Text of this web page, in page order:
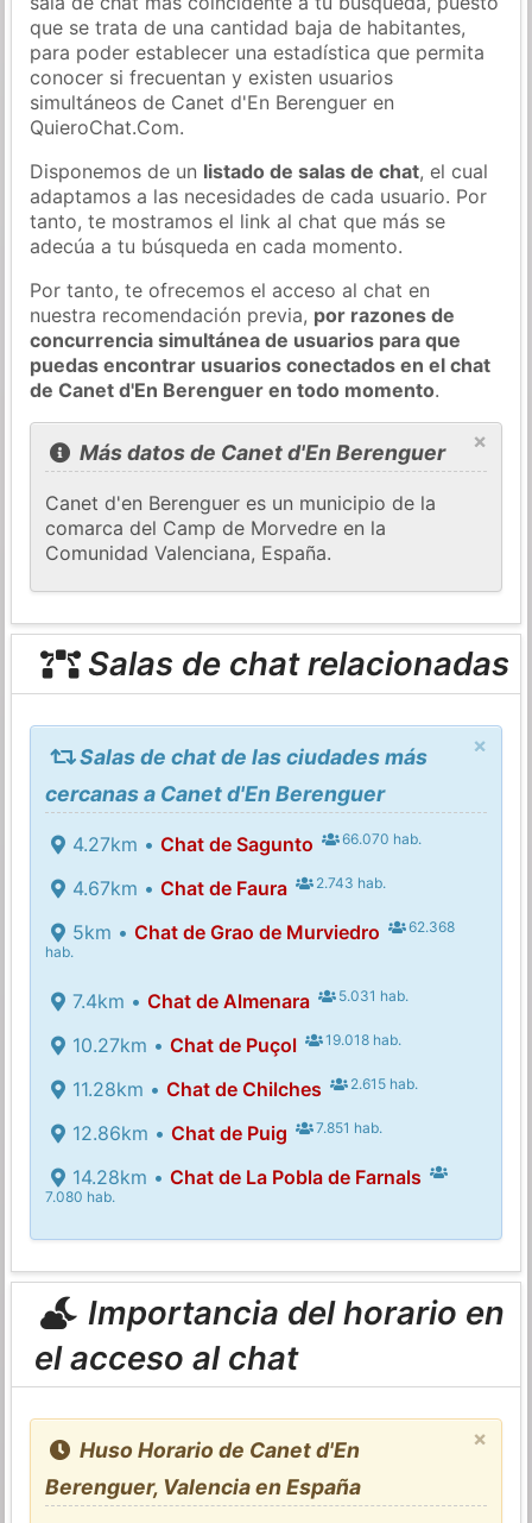
que se trata de una cantidad baja de habitantes,
para poder establecer una estadística que permita
conocer si frecuentan y existen usuarios
simultáneos de Canet d'En Berenguer en
QuieroChat.Com.
Disponemos de un listado de salas de chat, el cual
adaptamos a las necesidades de cada usuario. Por
tanto, te mostramos el link al chat que más se
adecúa a tu búsqueda en cada momento.
Por tanto, te ofrecemos el acceso al chat en
nuestra recomendación previa, por razones de
concurrencia simultánea de usuarios para que
puedas encontrar usuarios conectados en el chat
de Canet d'En Berenguer en todo momento.
×
Más datos de Canet d'En Berenguer
Canet d'en Berenguer es un municipio de la
comarca del Camp de Morvedre en la
Comunidad Valenciana, España.
Salas de chat relacionadas
×
Salas de chat de las ciudades más
cercanas a Canet d'En Berenguer
4.27km • Chat de Sagunto 66.070 hab.
4.67km • Chat de Faura 2.743 hab.
5km • Chat de Grao de Murviedro
62.368
hab.
7.4km • Chat de Almenara 5.031 hab.
10.27km • Chat de Puçol 19.018 hab.
11.28km • Chat de Chilches 2.615 hab.
12.86km • Chat de Puig 7.851 hab.
14.28km • Chat de La Pobla de Farnals
7.080 hab.
Importancia del horario en
el acceso al chat
×
Huso Horario de Canet d'En
Berenguer, Valencia en España